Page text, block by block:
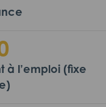
à l’emploi (fixe